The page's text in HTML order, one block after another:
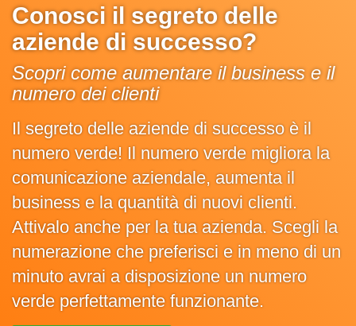
Conosci il segreto delle
aziende di successo?
Scopri come aumentare il business e il
numero dei clienti
Il segreto delle aziende di successo è il
numero verde! Il numero verde migliora la
comunicazione aziendale, aumenta il
business e la quantità di nuovi clienti.
Attivalo anche per la tua azienda. Scegli la
numerazione che preferisci e in meno di un
minuto avrai a disposizione un numero
verde perfettamente funzionante.